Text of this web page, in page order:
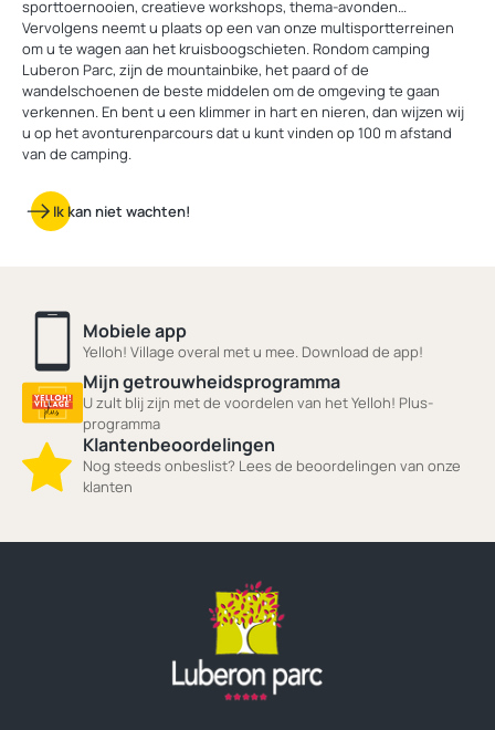
sporttoernooien, creatieve workshops, thema-avonden…
Vervolgens neemt u plaats op een van onze multisportterreinen
om u te wagen aan het kruisboogschieten. Rondom camping
Luberon Parc, zijn de mountainbike, het paard of de
wandelschoenen de beste middelen om de omgeving te gaan
verkennen. En bent u een klimmer in hart en nieren, dan wijzen wij
u op het avonturenparcours dat u kunt vinden op 100 m afstand
van de camping.
Ik kan niet wachten!
Mobiele app
Yelloh! Village overal met u mee. Download de app!
Mijn getrouwheidsprogramma
U zult blij zijn met de voordelen van het Yelloh! Plus-
programma
Klantenbeoordelingen
Nog steeds onbeslist? Lees de beoordelingen van onze
klanten